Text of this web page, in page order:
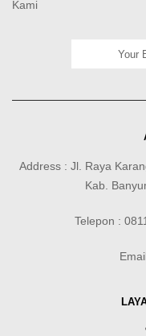
Kami
Address : Jl. Raya
Kab.
Telepon :